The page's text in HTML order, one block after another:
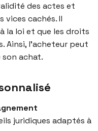
des actes et
vices cachés. Il
la loi et que les droits
Ainsi, l’acheteur peut
achat.
juridiques adaptés à